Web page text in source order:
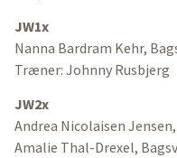
JW1x
Nanna Bardram Kehr,
Træner: Johnny Rusbjerg
JW2x
Andrea Nicolaisen
Amalie Thal-Drexel,